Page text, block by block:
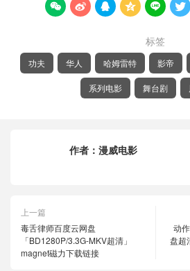
     
标签
功夫 华人 哈姆雷特 影帝
系列电影 舞台剧
作者： 漫威电影
上一篇
毒舌律师百度云网盘
「BD1280P/3.3G-MKV超清」
magnet磁力下载链接
动
盘超